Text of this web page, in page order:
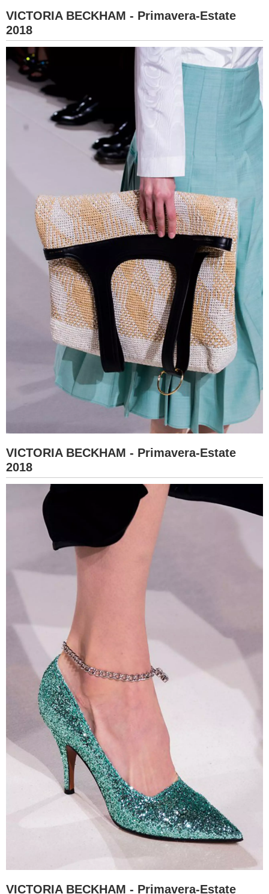
VICTORIA BECKHAM - Primavera-Estate
2018
VICTORIA BECKHAM - Primavera-Estate
2018
VICTORIA BECKHAM - Primavera-Estate